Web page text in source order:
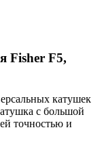
Fisher F5,
катушек
с большой
точностью и